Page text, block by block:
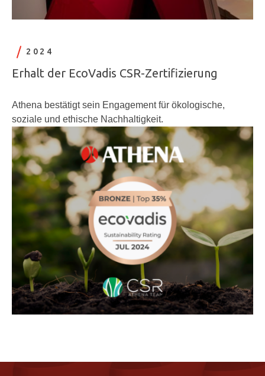
2024
Erhalt der EcoVadis CSR-Zertifizierung
Athena bestätigt sein Engagement für ökologische,
soziale und ethische Nachhaltigkeit.